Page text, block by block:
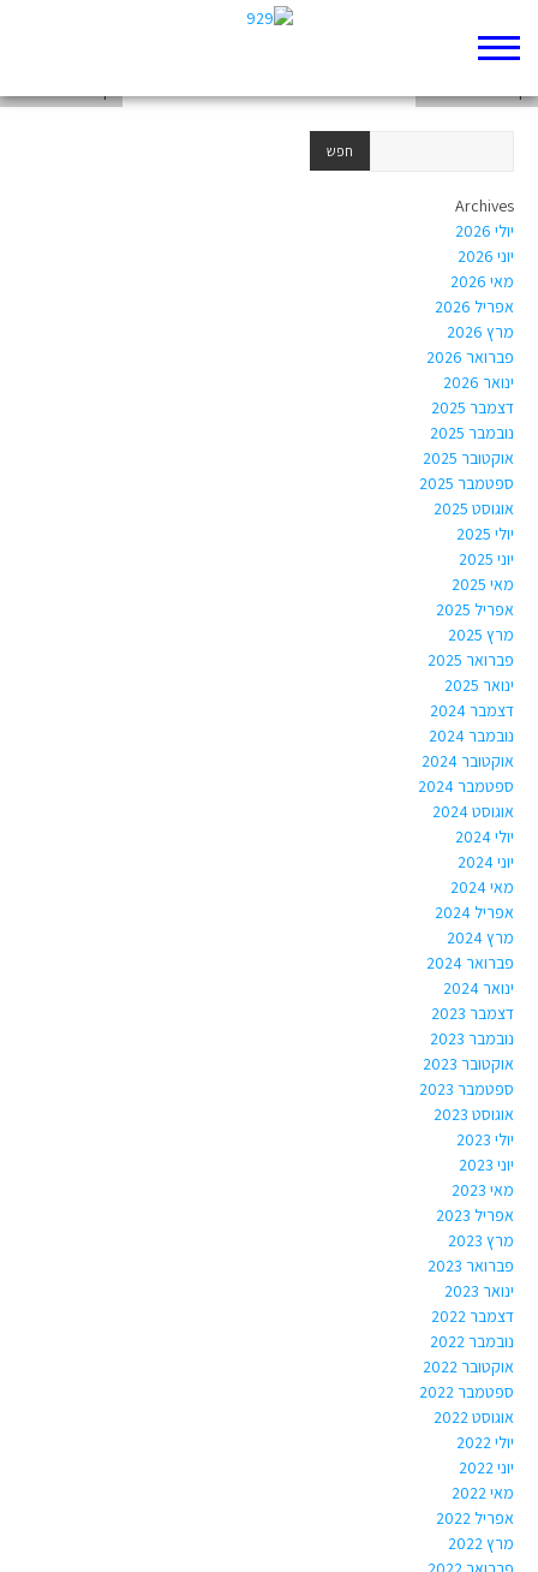
Archives
יולי 2026
יוני 2026
מאי 2026
אפריל 2026
מרץ 2026
פברואר 2026
ינואר 2026
דצמבר 2025
נובמבר 2025
אוקטובר 2025
ספטמבר 2025
אוגוסט 2025
יולי 2025
יוני 2025
מאי 2025
אפריל 2025
מרץ 2025
פברואר 2025
ינואר 2025
דצמבר 2024
נובמבר 2024
אוקטובר 2024
ספטמבר 2024
אוגוסט 2024
יולי 2024
יוני 2024
מאי 2024
אפריל 2024
מרץ 2024
פברואר 2024
ינואר 2024
דצמבר 2023
נובמבר 2023
אוקטובר 2023
ספטמבר 2023
אוגוסט 2023
יולי 2023
יוני 2023
מאי 2023
אפריל 2023
מרץ 2023
פברואר 2023
ינואר 2023
דצמבר 2022
נובמבר 2022
אוקטובר 2022
ספטמבר 2022
אוגוסט 2022
יולי 2022
יוני 2022
מאי 2022
אפריל 2022
מרץ 2022